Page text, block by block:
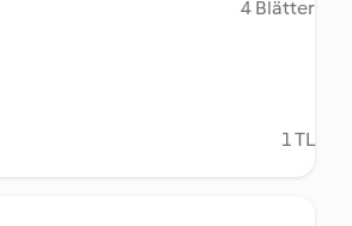
4 Blätter
1 TL